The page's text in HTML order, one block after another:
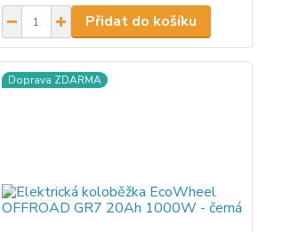
Přidat do košíku
Doprava ZDARMA